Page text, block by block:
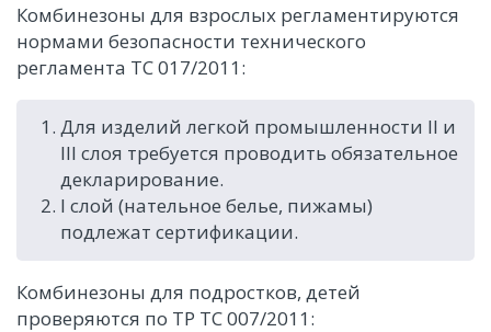
Комбинезоны для взрослых регламентируются
нормами безопасности технического
регламента ТС 017/2011:
Для изделий легкой промышленности II и
III слоя требуется проводить обязательное
декларирование.
I слой (нательное белье, пижамы)
подлежат сертификации.
Комбинезоны для подростков, детей
проверяются по ТР ТС 007/2011: